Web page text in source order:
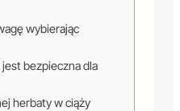
wybierając
bezpieczna dla
herbaty w ciąży